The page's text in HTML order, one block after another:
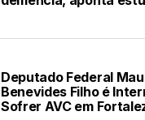
Deputado Federal
Benevides Filho é
Sofrer AVC em